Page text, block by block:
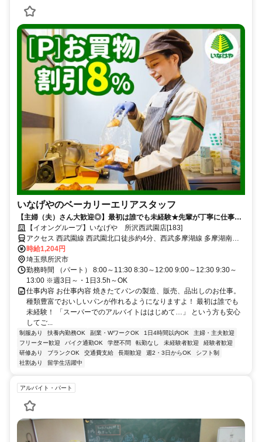
いなげやのベーカリーエリアスタッフ
【主婦（夫）さん大歓迎◎】最初は誰でも未経験★先輩が丁寧に仕事を
教えます♪
【イオングループ】いなげや 所沢西武園店[183]
アクセス 西武園線 西武園北口徒歩約4分、西武多摩湖線 多摩湖南口
徒歩約14分、西武山口線 多摩湖南口徒歩約14分 「西武園駅」徒歩5
分
時給1,204円
埼玉県所沢市
勤務時間 （パート） 8:00～11:30 8:30～12:00 9:00～12:30 9:30～
13:00 ※週3日～・1日3.5h～OK
仕事内容 お仕事内容 焼きたてパンの製造、販売、品出しのお仕事。
種類豊富でおいしいパンが作れるようになりますよ！ 最初は誰でも
未経験！ 「スーパーでのアルバイトははじめて…」 という方も安心
してご...
制服あり 扶養内勤務OK 副業・WワークOK 1日4時間以内OK
主婦・主夫歓迎
フリーター歓迎
バイク通勤OK 学歴不問 転勤なし 未経験者歓迎
経験者歓迎
研修あり
ブランクOK 交通費支給 長期歓迎 週2・3日からOK
シフト制
社割あり
留学生活躍中
アルバイト・パート